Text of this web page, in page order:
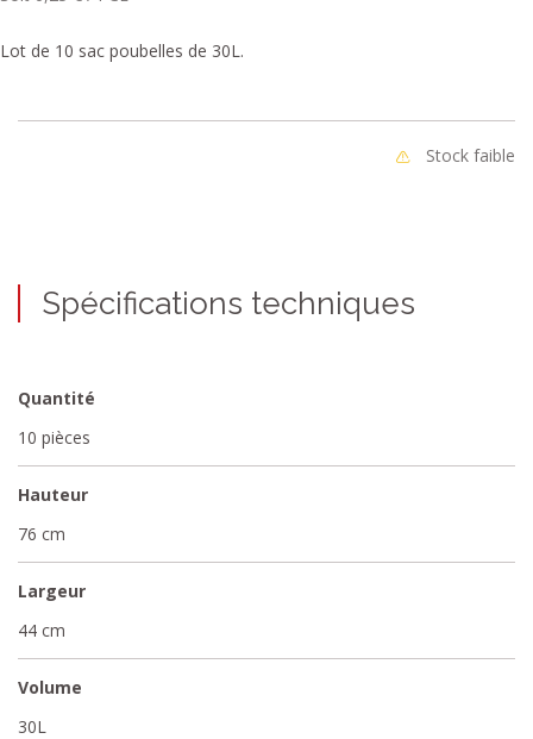
Lot de 10 sac poubelles de 30L.
Stock faible
Spécifications techniques
Quantité
10 pièces
Hauteur
76 cm
Largeur
44 cm
Volume
30L